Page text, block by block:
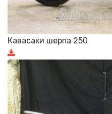
Кавасаки шерпа 250